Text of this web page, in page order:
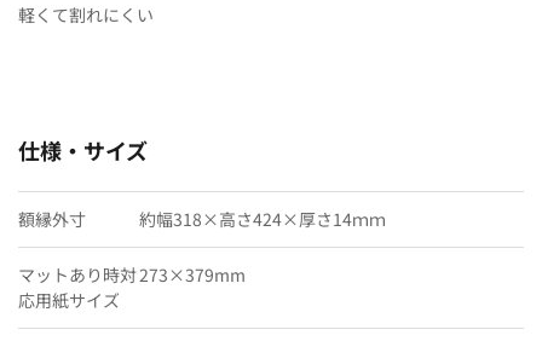
軽くて割れにくい
仕様・サイズ
額縁外寸 約幅318×高さ424×厚さ14ｍｍ
マットあり時対
応用紙サイズ
273×379mm